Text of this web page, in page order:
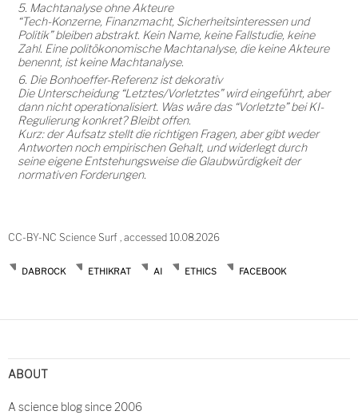
5. Machtanalyse ohne Akteure
“Tech-Konzerne, Finanzmacht, Sicherheitsinteressen und
Politik” bleiben abstrakt. Kein Name, keine Fallstudie, keine
Zahl. Eine politökonomische Machtanalyse, die keine Akteure
benennt, ist keine Machtanalyse.
6. Die Bonhoeffer-Referenz ist dekorativ
Die Unterscheidung “Letztes/Vorletztes” wird eingeführt, aber
dann nicht operationalisiert. Was wäre das “Vorletzte” bei KI-
Regulierung konkret? Bleibt offen.
Kurz: der Aufsatz stellt die richtigen Fragen, aber gibt weder
Antworten noch empirischen Gehalt, und widerlegt durch
seine eigene Entstehungsweise die Glaubwürdigkeit der
normativen Forderungen.
CC-BY-NC Science Surf , accessed 10.08.2026
DABROCK ETHIKRAT AI ETHICS FACEBOOK
navigation
ABOUT
A science blog since 2006